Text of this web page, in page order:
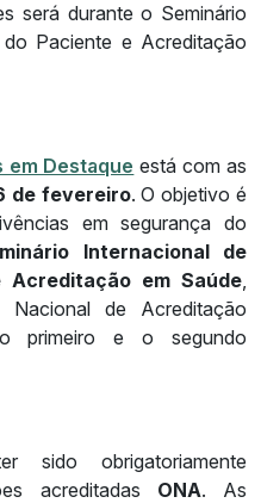
será durante o Seminário
Paciente e Acreditação
em Destaque está com as
de fevereiro. O objetivo é
em segurança do
Internacional de
em Saúde,
Nacional de Acreditação
primeiro e o segundo
sido obrigatoriamente
acreditadas ONA. As